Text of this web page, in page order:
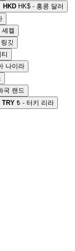
HKD HK$ - 홍콩 달러
켈
깃
나이라
국 랜드
TRY ₺ - 터키 리라